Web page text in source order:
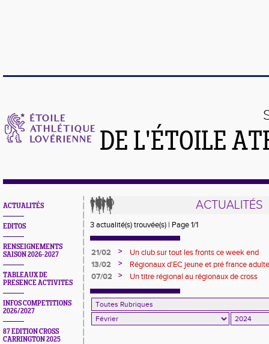
DE L'ÉTOILE
ACTUALITÉS
EDITOS
RENSEIGNEMENTS
SAISON 2026-2027
TABLEAUX DE
PRESENCE ACTIVITES
INFOS COMPETITIONS
2026/2027
87 EDITION CROSS
CARRINGTON 2025
ACTUALITÉS
3 actualité(s) trouvée(s) | Page 1/1
21/02 >
Un club sur tout les fronts ce week end
13/02
>
Régionaux d'EC jeune et pré france
d'Incarville
07/02 > Un titre régional au régionaux de cross